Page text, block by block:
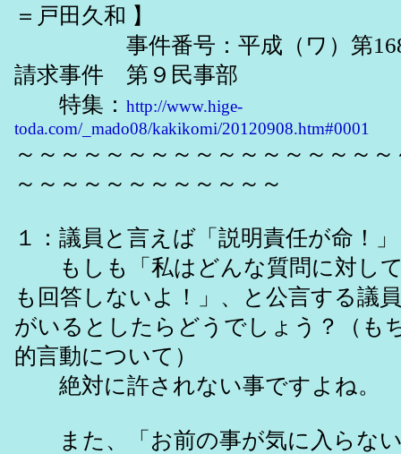
＝戸田久和 】
事件番号：平成（ワ）第
請求事件 第９民事部
特集： http://www.hige-
toda.com/_mado08/kakikomi/20120908.htm#0001
～～～～～～～～～～～～～～～～
～～～～～～～～～～～～
１：議員と言えば「説明責任が命！」
もしも「私はどんな質問に対して
も回答しないよ！」、と公言する議員
がいるとしたらどうでしょう？（も
的言動について）
絶対に許されない事ですよね。
また、「お前の事が気に入らな